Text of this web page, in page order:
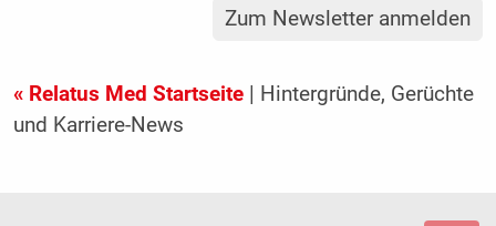
Zum Newsletter anmelden
« Relatus Med Startseite| Hintergründe, Gerüchte
und Karriere-News